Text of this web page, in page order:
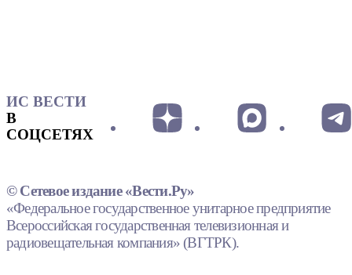
ИС ВЕСТИ
В
СОЦСЕТЯХ
© Сетевое издание «Вести.Ру»
«Федеральное государственное унитарное предприятие
Всероссийская государственная телевизионная и
радиовещательная компания» (ВГТРК).